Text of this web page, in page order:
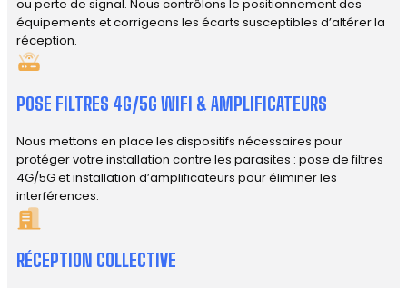
ou perte de signal. Nous contrôlons le positionnement des
équipements et corrigeons les écarts susceptibles d’altérer la
réception.
POSE FILTRES 4G/5G WIFI & AMPLIFICATEURS
Nous mettons en place les dispositifs nécessaires pour
protéger votre installation contre les parasites : pose de filtres
4G/5G et installation d’amplificateurs pour éliminer les
interférences.
RÉCEPTION COLLECTIVE